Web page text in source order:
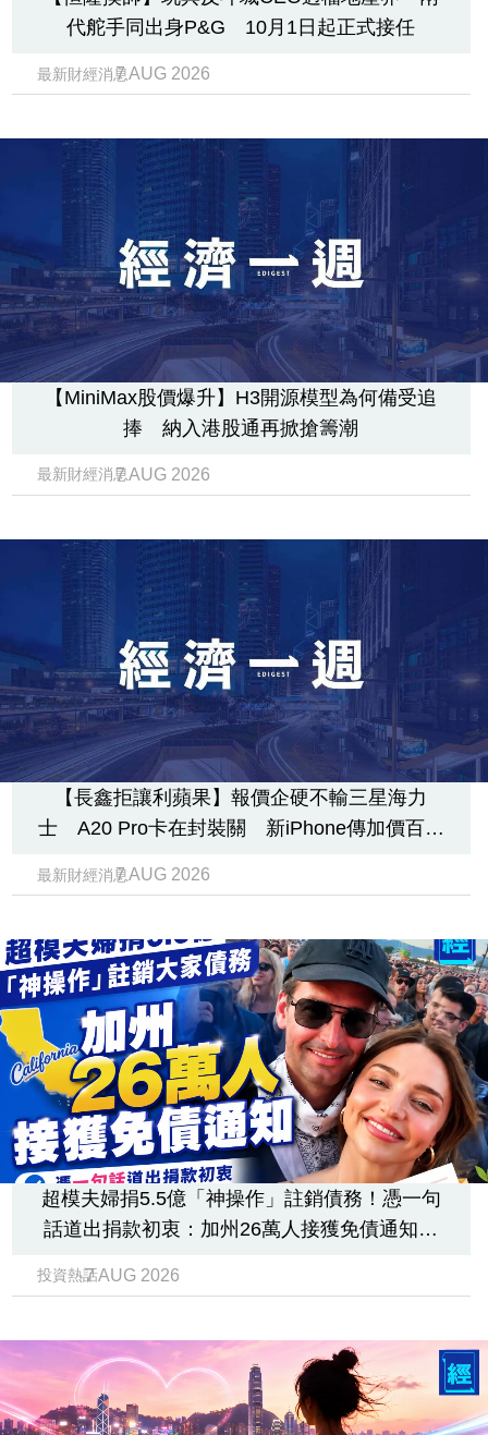
代舵手同出身P&G 10月1日起正式接任
最新財經消息7 AUG 2026
【MiniMax股價爆升】H3開源模型為何備受追
捧 納入港股通再掀搶籌潮
最新財經消息7 AUG 2026
【長鑫拒讓利蘋果】報價企硬不輸三星海力
士 A20 Pro卡在封裝關 新iPhone傳加價百幾
最新財經消息7 AUG 2026
超模夫婦捐5.5億「神操作」註銷債務！憑一句
話道出捐款初衷：加州26萬人接獲免債通知、
投資熱話7 AUG 2026